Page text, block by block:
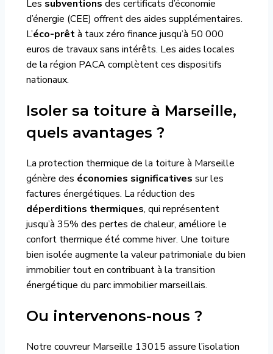
Les subventions des certificats d’économie
d’énergie (CEE) offrent des aides supplémentaires.
L’éco-prêtà taux zéro finance jusqu’à 50 000
euros de travaux sans intérêts. Les aides locales
de la région PACA complètent ces dispositifs
nationaux.
Isoler sa toiture à Marseille,
quels avantages ?
La protection thermique de la toiture à Marseille
génère des économies significatives sur les
factures énergétiques. La réduction des
déperditions thermiques, qui représentent
jusqu’à 35% des pertes de chaleur, améliore le
confort thermique été comme hiver. Une toiture
bien isolée augmente la valeur patrimoniale du bien
immobilier tout en contribuant à la transition
énergétique du parc immobilier marseillais.
Ou intervenons-nous ?
Notre couvreur Marseille 13015 assure l’isolation